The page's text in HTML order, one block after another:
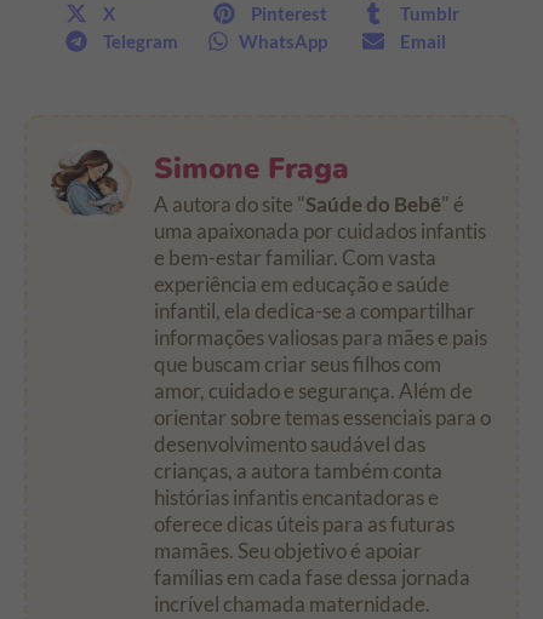
X
Pinterest
Tumblr
Telegram
WhatsApp Email
Simone Fraga
A autora do site "Saúde do Bebê" é
uma apaixonada por cuidados infantis
e bem-estar familiar. Com vasta
experiência em educação e saúde
infantil, ela dedica-se a compartilhar
informações valiosas para mães e pais
que buscam criar seus filhos com
amor, cuidado e segurança. Além de
orientar sobre temas essenciais para o
desenvolvimento saudável das
crianças, a autora também conta
histórias infantis encantadoras e
oferece dicas úteis para as futuras
mamães. Seu objetivo é apoiar
famílias em cada fase dessa jornada
incrível chamada maternidade.